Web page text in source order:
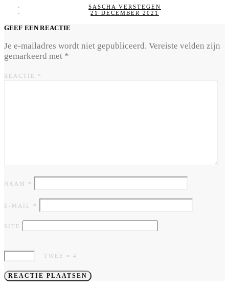
SASCHA VERSTEGEN
21 DECEMBER 2021
GEEF EEN REACTIE
Je e-mailadres wordt niet gepubliceerd. Vereiste velden zijn
gemarkeerd met *
REACTIE *
NAAM *
E-MAIL *
SITE
− TWEE = 4